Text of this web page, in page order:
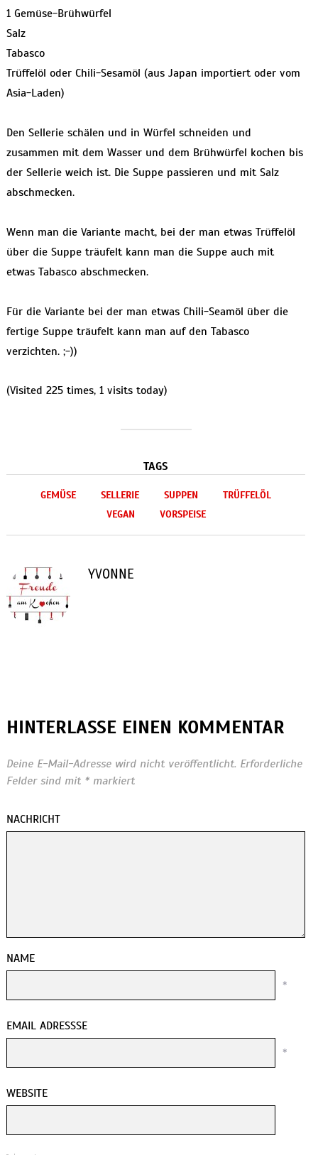
1 Gemüse-Brühwürfel
Salz
Tabasco
Trüffelöl oder Chili-Sesamöl (aus Japan importiert oder vom
Asia-Laden)
Den Sellerie schälen und in Würfel schneiden und
zusammen mit dem Wasser und dem Brühwürfel kochen bis
der Sellerie weich ist. Die Suppe passieren und mit Salz
abschmecken.
Wenn man die Variante macht, bei der man etwas Trüffelöl
über die Suppe träufelt kann man die Suppe auch mit
etwas Tabasco abschmecken.
Für die Variante bei der man etwas Chili-Seamöl über die
fertige Suppe träufelt kann man auf den Tabasco
verzichten. ;-))
(Visited 225 times, 1 visits today)
TAGS
GEMÜSE SELLERIE SUPPEN
TRÜFFELÖL
VEGAN
VORSPEISE
YVONNE
HINTERLASSE EINEN KOMMENTAR
Deine E-Mail-Adresse wird nicht veröffentlicht. Erforderliche
Felder sind mit *markiert
NACHRICHT
NAME
*
EMAIL ADRESSSE
*
WEBSITE